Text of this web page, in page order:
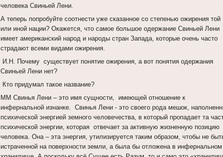
человека Свиньей Лени.
А теперь попробуйте соотнести уже сказанное со степенью ожирения той
или иной нации? Окажется, что самое большое одержание Свиньей Лени
имеет американский народ и народы стран Запада, которые очень часто
страдают всеми видами ожирения.
И.Н. Почему существует понятие ожирения, а вот понятия одержания
Свиньей Лени нет?
Кто придумал такое название?
ММ Свинья Лени – это имя сущности, имеющей отношение к
инфернальной изнанке. Свинья Лени - это своего рода мешок,
психической энергией земного человечества, в который пропадает та
психической энергии, которая отвечает за активную жизненную позицию
человека. Она – эта энергия, утилизируется таким образом, чтобы не
истраченной на поверхности земли, а была бы отложена в инфернальном